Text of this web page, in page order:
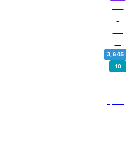
3,645
10